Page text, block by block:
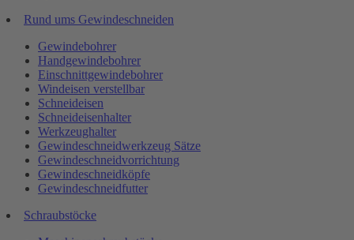
Rund ums Gewindeschneiden
Gewindebohrer
Handgewindebohrer
Einschnittgewindebohrer
Windeisen verstellbar
Schneideisen
Schneideisenhalter
Werkzeughalter
Gewindeschneidwerkzeug Sätze
Gewindeschneidvorrichtung
Gewindeschneidköpfe
Gewindeschneidfutter
Schraubstöcke